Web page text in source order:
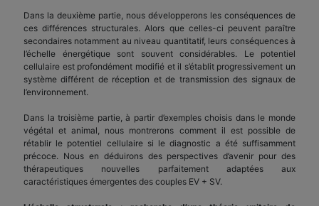
Dans la deuxième partie, nous développerons les conséquences de
ces différences structurales. Alors que celles-ci peuvent paraître
secondaires notamment au niveau quantitatif, leurs conséquences à
l’échelle énergétique sont souvent considérables. Le potentiel
cellulaire est profondément modifié et il s’établit progressivement un
système différent de réception et de transmission des signaux de
l’environnement.
Dans la troisième partie, à partir d’exemples choisis dans le monde
végétal et animal, nous montrerons comment il est possible de
rétablir le potentiel cellulaire si le diagnostic a été suffisamment
précoce. Nous en déduirons des perspectives d’avenir pour des
thérapeutiques nouvelles parfaitement adaptées aux
caractéristiques émergentes des couples EV + SV.